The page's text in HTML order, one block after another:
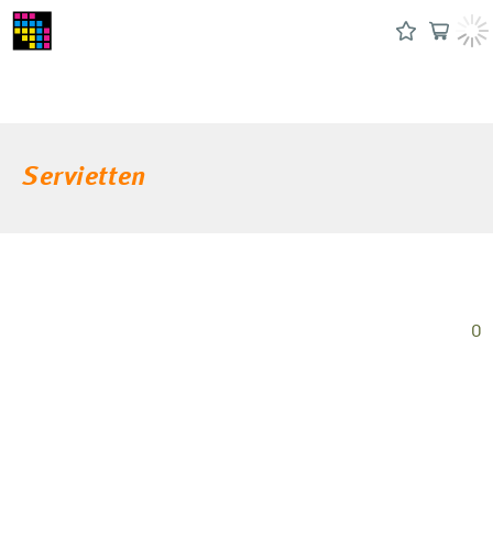
Servietten
0